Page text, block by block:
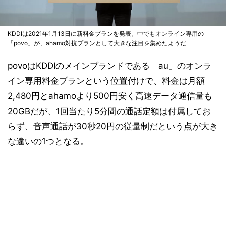
KDDIは2021年1月13日に新料金プランを発表。中でもオンライン専用の
「povo」が、ahamo対抗プランとして大きな注目を集めたようだ
povoはKDDIのメインブランドである「au」のオンラ
イン専用料金プランという位置付けで、料金は月額
2,480円とahamoより500円安く高速データ通信量も
20GBだが、1回当たり5分間の通話定額は付属してお
らず、音声通話が30秒20円の従量制だという点が大き
な違いの1つとなる。